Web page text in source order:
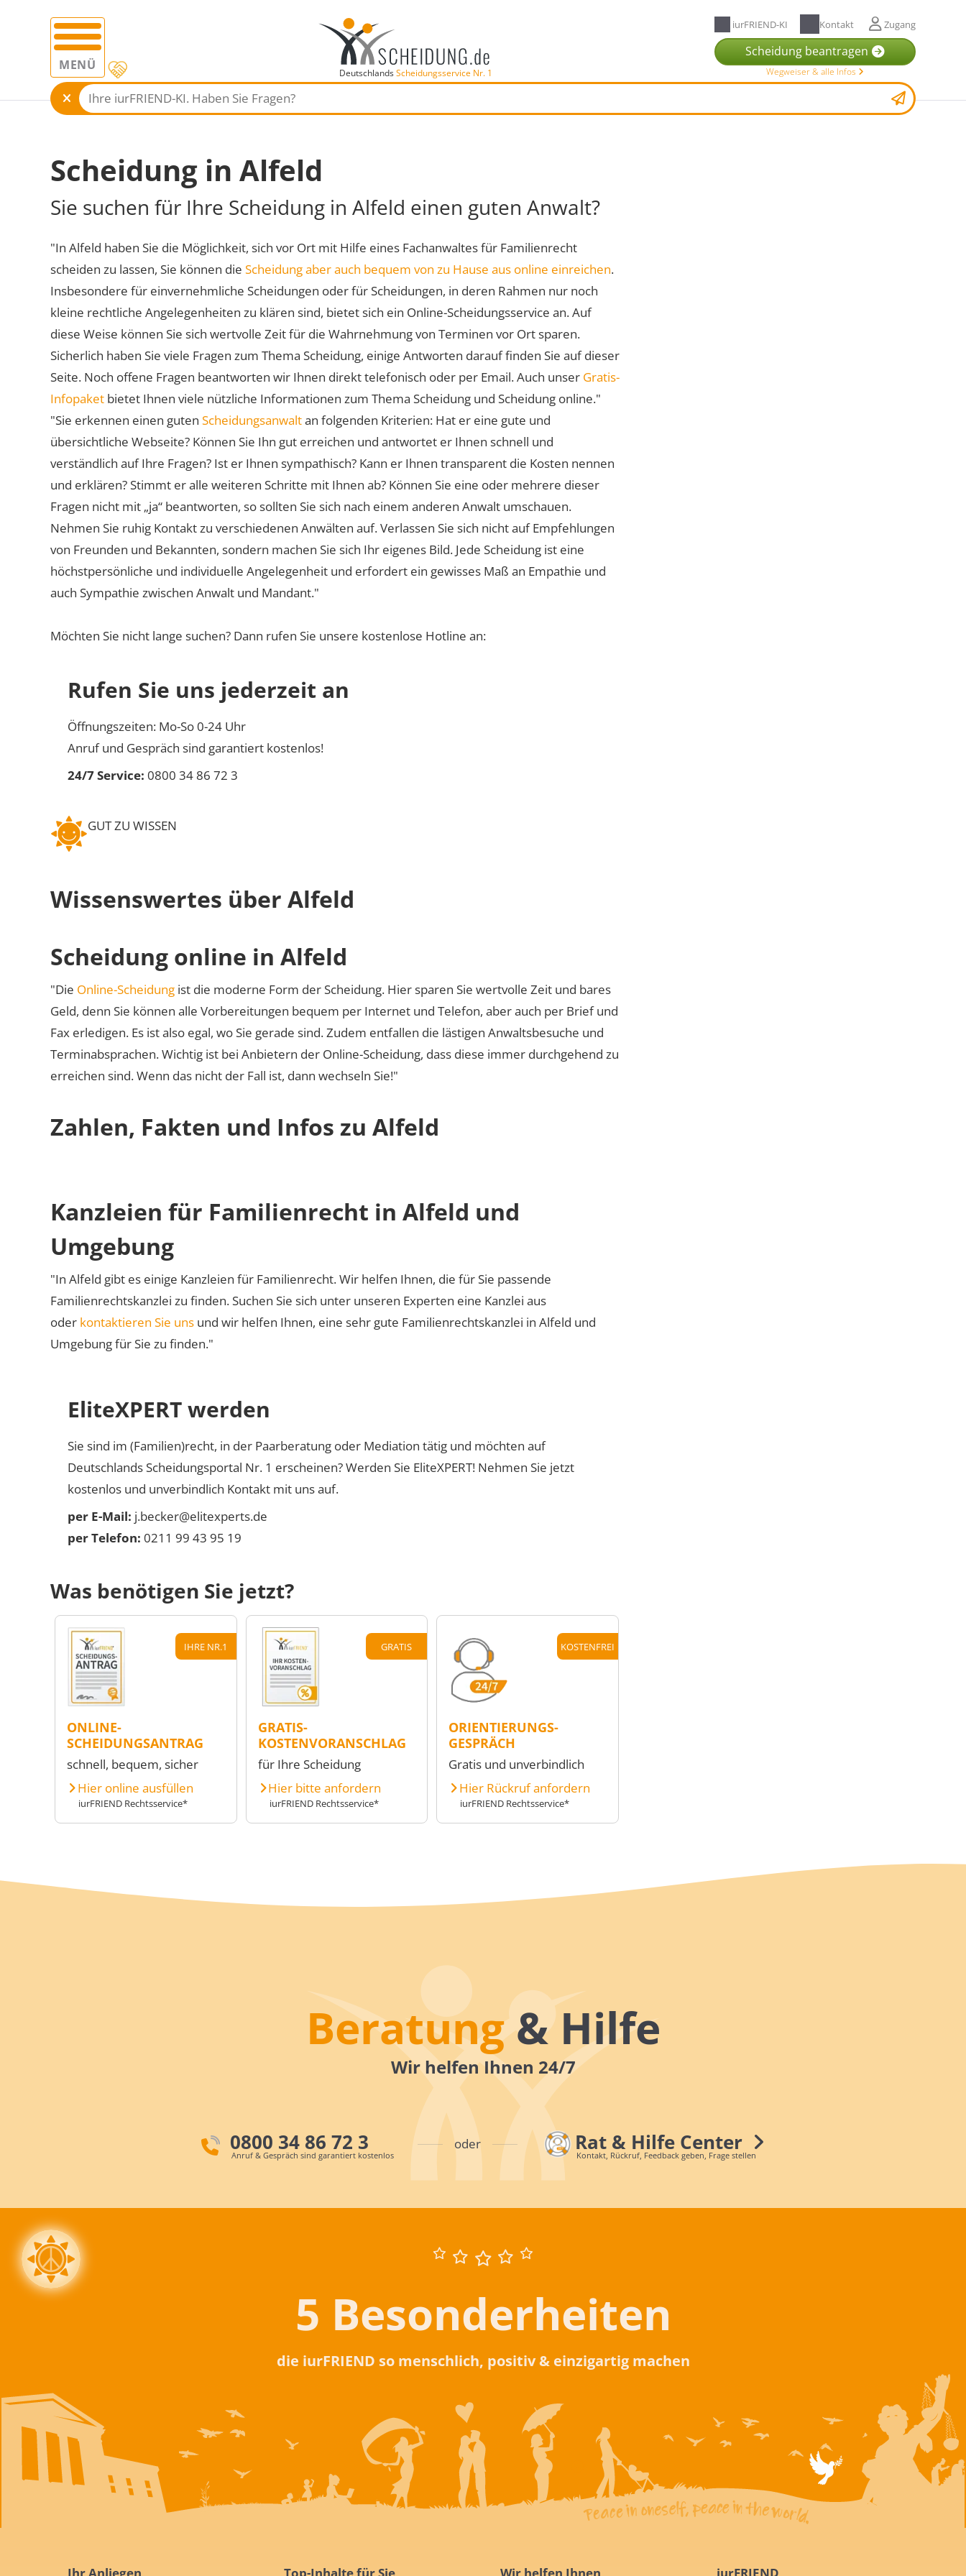
MENÜ DeutschlandsScheidungsservice Nr. 1
iurFRIEND-KI Kontakt Zugang
Scheidung beantragen
Wegweiser & alle Infos
Scheidung in Alfeld
Sie suchen für Ihre Scheidung in Alfeld einen guten Anwalt?
"In Alfeld haben Sie die Möglichkeit, sich vor Ort mit Hilfe eines Fachanwaltes für Familienrecht
scheiden zu lassen, Sie können die Scheidung aber auch bequem von zu Hause aus online einreichen.
Insbesondere für einvernehmliche Scheidungen oder für Scheidungen, in deren Rahmen nur noch
kleine rechtliche Angelegenheiten zu klären sind, bietet sich ein Online-Scheidungsservice an. Auf
diese Weise können Sie sich wertvolle Zeit für die Wahrnehmung von Terminen vor Ort sparen.
Sicherlich haben Sie viele Fragen zum Thema Scheidung, einige Antworten darauf finden Sie auf dieser
Seite. Noch offene Fragen beantworten wir Ihnen direkt telefonisch oder per Email. Auch unser Gratis-
Infopaket bietet Ihnen viele nützliche Informationen zum Thema Scheidung und Scheidung online."
"Sie erkennen einen guten Scheidungsanwaltan folgenden Kriterien: Hat er eine gute und
übersichtliche Webseite? Können Sie Ihn gut erreichen und antwortet er Ihnen schnell und
verständlich auf Ihre Fragen? Ist er Ihnen sympathisch? Kann er Ihnen transparent die Kosten nennen
und erklären? Stimmt er alle weiteren Schritte mit Ihnen ab? Können Sie eine oder mehrere dieser
Fragen nicht mit „ja“ beantworten, so sollten Sie sich nach einem anderen Anwalt umschauen.
Nehmen Sie ruhig Kontakt zu verschiedenen Anwälten auf. Verlassen Sie sich nicht auf Empfehlungen
von Freunden und Bekannten, sondern machen Sie sich Ihr eigenes Bild. Jede Scheidung ist eine
höchstpersönliche und individuelle Angelegenheit und erfordert ein gewisses Maß an Empathie und
auch Sympathie zwischen Anwalt und Mandant."
Möchten Sie nicht lange suchen? Dann rufen Sie unsere kostenlose Hotline an:
Rufen Sie uns jederzeit an
Öffnungszeiten: Mo-So 0-24 Uhr
Anruf und Gespräch sind garantiert kostenlos!
24/7 Service: 0800 34 86 72 3
GUT ZU WISSEN
Wissenswertes über Alfeld
Scheidung online in Alfeld
"Die Online-Scheidung ist die moderne Form der Scheidung. Hier sparen Sie wertvolle Zeit und bares
Geld, denn Sie können alle Vorbereitungen bequem per Internet und Telefon, aber auch per Brief und
Fax erledigen. Es ist also egal, wo Sie gerade sind. Zudem entfallen die lästigen Anwaltsbesuche und
Terminabsprachen. Wichtig ist bei Anbietern der Online-Scheidung, dass diese immer durchgehend zu
erreichen sind. Wenn das nicht der Fall ist, dann wechseln Sie!"
Zahlen, Fakten und Infos zu Alfeld
Kanzleien für Familienrecht in Alfeld und
Umgebung
"In Alfeld gibt es einige Kanzleien für Familienrecht. Wir helfen Ihnen, die für Sie passende
Familienrechtskanzlei zu finden. Suchen Sie sich unter unseren Experten eine Kanzlei aus
oder kontaktieren Sie uns und wir helfen Ihnen, eine sehr gute Familienrechtskanzlei in Alfeld und
Umgebung für Sie zu finden."
EliteXPERT werden
Sie sind im (Familien)recht, in der Paarberatung oder Mediation tätig und möchten auf
Deutschlands Scheidungsportal Nr. 1 erscheinen? Werden Sie EliteXPERT! Nehmen Sie jetzt
kostenlos und unverbindlich Kontakt mit uns auf.
per E-Mail: j.becker@elitexperts.de
per Telefon: 0211 99 43 95 19
Was benötigen Sie jetzt?
IHRE NR.1
ONLINE-
SCHEIDUNGSANTRAG
schnell, bequem, sicher
Hier online ausfüllen
iurFRIEND Rechtsservice*
GRATIS
GRATIS-
KOSTENVORANSCHLAG
für Ihre Scheidung
Hier bitte anfordern
iurFRIEND Rechtsservice*
KOSTENFREI
ORIENTIERUNGS-
GESPRÄCH
Gratis und unverbindlich
Hier Rückruf anfordern
iurFRIEND Rechtsservice*
Beratung& Hilfe
Wir helfen Ihnen 24/7
0800 34 86 72 3
Anruf & Gespräch sind garantiert kostenlos
oder Rat & Hilfe Center
Kontakt, Rückruf, Feedback geben, Frage stellen
5 Besonderheiten
die iurFRIEND so menschlich, positiv & einzigartig machen